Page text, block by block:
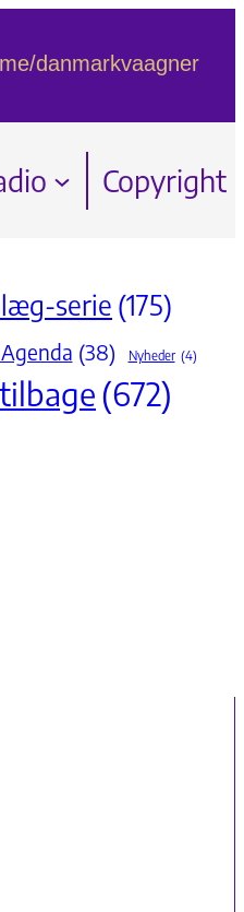
danmarkvaagner
Copyright
serie (175)
(38) Nyheder (4)
(672)